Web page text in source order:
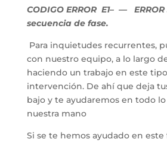
CODIGO ERROR E1– — ERROR
secuencia de fase.
Para inquietudes recurrentes,
con nuestro equipo, a lo largo
haciendo un trabajo en este
intervención. De ahí que deja
bajo y te ayudaremos en todo
nuestra mano
Si se te hemos ayudado en este